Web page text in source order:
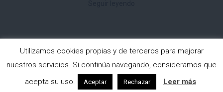
Copyright © 2026Cámara Oscura. All rights reserved.
Designed by
FameThemes
Utilizamos cookies propias y de terceros para mejorar
nuestros servicios. Si continúa navegando, consideramos que
acepta su uso.
Aceptar Rechazar Leer más